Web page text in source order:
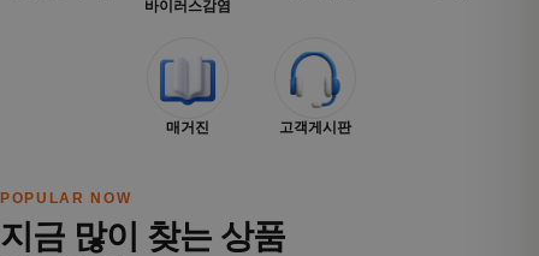
바이러스감염
매거진 고객게시판
POPULAR NOW
지금 많이 찾는 상품